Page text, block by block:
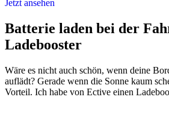
Jetzt ansehen
Batterie laden bei der
Ladebooster
Wäre es nicht auch schön, wenn deine
auflädt? Gerade wenn die Sonne kaum
Vorteil. Ich habe von Ective einen